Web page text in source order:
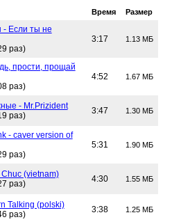
Время Размер
- Если ты не
раз)
3:17 1.13 МБ
прости, прощай
раз)
4:52 1.67 МБ
- Mr.Prizident
раз)
3:47 1.30 МБ
- caver version of
раз)
5:31 1.90 МБ
(vietnam)
раз)
4:30 1.55 МБ
Talking (polski)
раз)
3:38 1.25 МБ